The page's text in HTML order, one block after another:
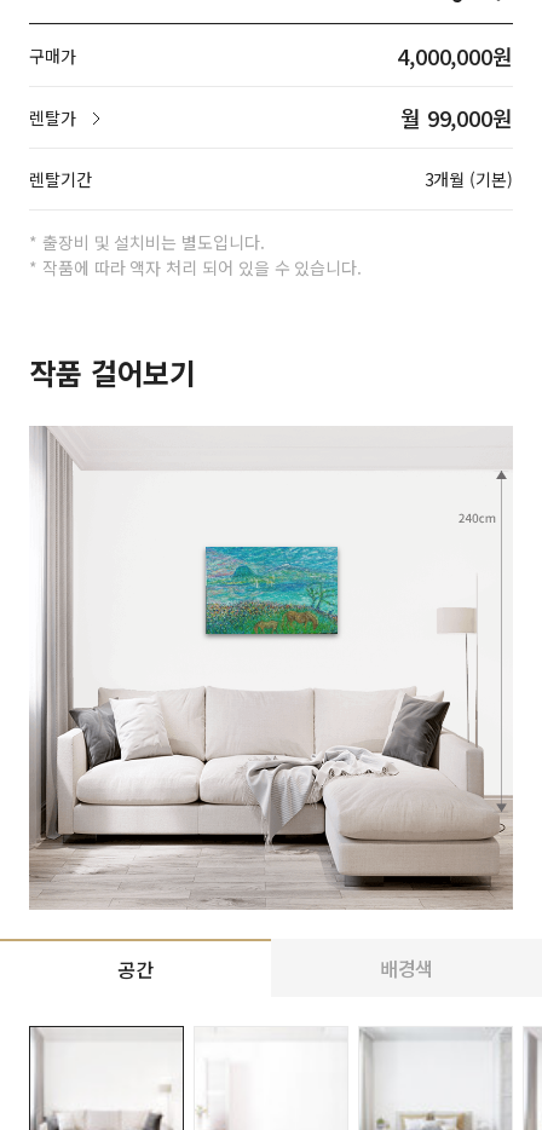
구매가 4,000,000원
렌탈가 월 99,000원
렌탈기간 3개월 (기본)
* 출장비 및 설치비는 별도입니다.
* 작품에 따라 액자 처리 되어 있을 수 있습니다.
작품 걸어보기
공간 배경색